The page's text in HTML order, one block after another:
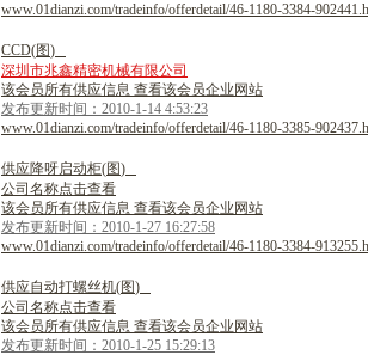
www.01dianzi.com/tradeinfo/offerdetail/46-1180-3384-
CCD(图)
深圳市兆鑫精密机械有限公司
该会员所有供应信息 查看该会员企业网站
发布更新时间：2010-1-14 4:53:23
www.01dianzi.com/tradeinfo/offerdetail/46-1180-3385-
供应降呀启动柜(图)
公司名称点击查看
该会员所有供应信息 查看该会员企业网站
发布更新时间：2010-1-27 16:27:58
www.01dianzi.com/tradeinfo/offerdetail/46-1180-3384-
供应自动打螺丝机(图)
公司名称点击查看
该会员所有供应信息 查看该会员企业网站
发布更新时间：2010-1-25 15:29:13